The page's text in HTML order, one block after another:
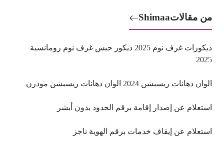
من مقالاتShimaa
ديكورات غرف نوم 2025 ديكور جبس غرف نوم رومانسية
2025
الوان دهانات ريسبشن 2024 الوان دهانات ريسبشن مودرن
استعلام عن إصدار إقامة برقم الحدود بدون أبشر
استعلام عن إيقاف خدمات برقم الهوية ناجز